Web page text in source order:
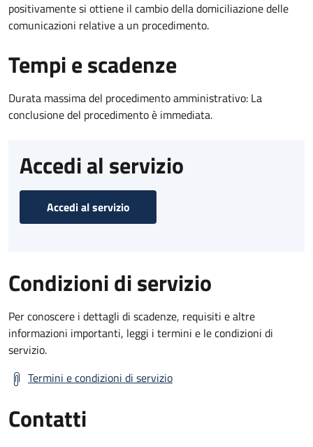
positivamente si ottiene il cambio della domiciliazione delle
comunicazioni relative a un procedimento.
Tempi e scadenze
Durata massima del procedimento amministrativo: La
conclusione del procedimento è immediata.
Accedi al servizio
Accedi al servizio
Condizioni di servizio
Per conoscere i dettagli di scadenze, requisiti e altre
informazioni importanti, leggi i termini e le condizioni di
servizio.
Termini e condizioni di servizio
Contatti